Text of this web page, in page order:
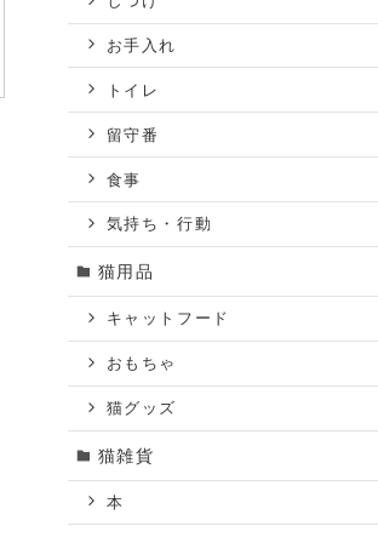
お手入れ
トイレ
留守番
食事
気持ち・行動
猫用品
キャットフード
おもちゃ
猫グッズ
猫雑貨
本